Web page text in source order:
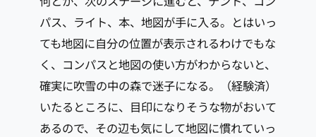
パス、ライト、本、地図が手に入る。とはいっ
ても地図に自分の位置が表示されるわけでもな
く、コンパスと地図の使い方がわからないと、
確実に吹雪の中の森で迷子になる。（経験済）
いたるところに、目印になりそうな物がおいて
あるので、その辺も気にして地図に慣れていっ